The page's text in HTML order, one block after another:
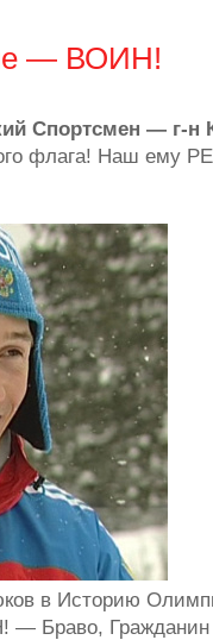
— ВОИН!
Спортсмен — г-н
флага! Наш ему
в Историю
Браво, Гражданин